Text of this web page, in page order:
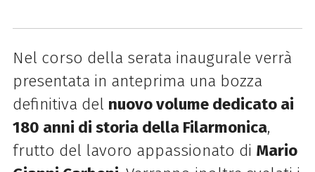
Nel corso della serata inaugurale verrà
presentata in anteprima una bozza
definitiva del nuovo volume dedicato ai
180 anni di storia della Filarmonica,
frutto del lavoro appassionato di Mario